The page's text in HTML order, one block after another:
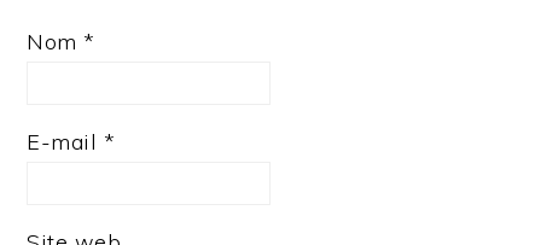
Nom *
E-mail *